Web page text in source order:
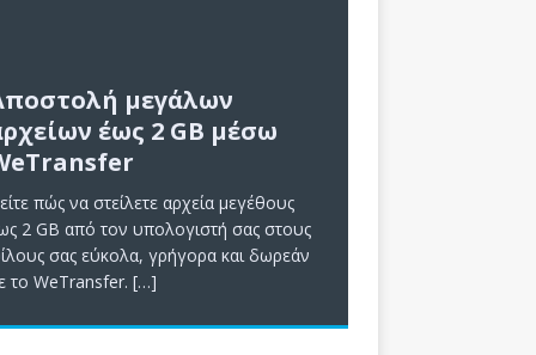
μεγάλων
έως 2 GB μέσω
πώς να στείλετε αρχεία μεγέθους
2 GB από τον υπολογιστή σας στους
σας εύκολα, γρήγορα και δωρεάν
το WeTransfer. […]